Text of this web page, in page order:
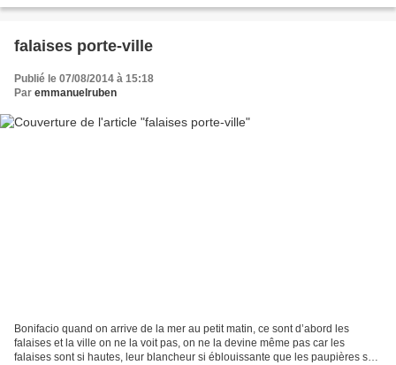
falaises porte-ville
Publié le 07/08/2014 à 15:18
Par emmanuelruben
Bonifacio quand on arrive de la mer au petit matin, ce sont d’abord les
falaises et la ville on ne la voit pas, on ne la devine même pas car les
falaises sont si hautes, leur blancheur si éblouissante que les paupières se